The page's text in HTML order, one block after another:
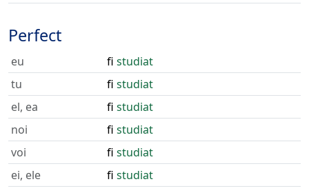
Perfect
eu fi studiat
tu
fi studiat
el, ea
fi studiat
noi
fi studiat
voi
fi studiat
ei, ele
fi studiat